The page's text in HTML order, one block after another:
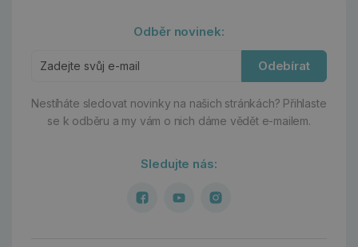
Odběr novinek:
Odebírat
Nestíháte sledovat novinky na našich stránkách? Přihlaste
se k odběru a my vám o nich dáme vědět e-mailem.
Sledujte nás: